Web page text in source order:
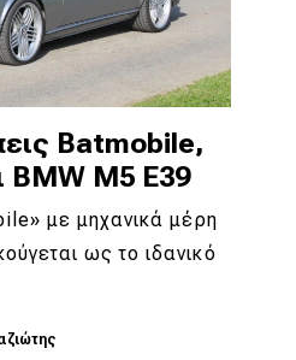
Batmobile,
BMW M5 E39
με μηχανικά μέρη
ως το ιδανικό